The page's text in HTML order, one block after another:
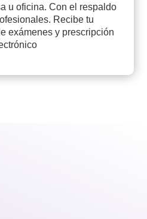
u oficina. Con el respaldo
Recibe tu
exámenes y prescripción